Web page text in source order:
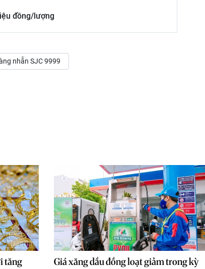
đồng/lượng
nhẫn SJC 9999
tăng
Giá xăng dầu đồng loạt giảm trong kỳ